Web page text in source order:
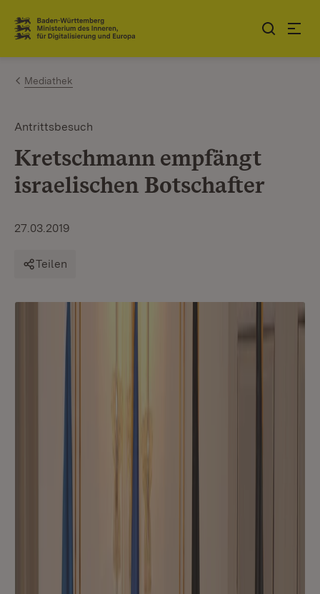
Zum Inhalt springen
Link zur Startseite
Mediathek
Antrittsbesuch
Kretschmann empfängt
israelischen Botschafter
27.03.2019
Teilen